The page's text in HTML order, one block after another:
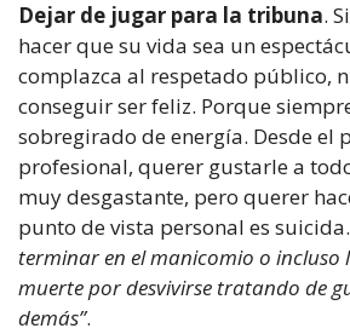
Dejar de jugar para la tribuna.
hacer que su vida sea un
complazca al respetado público,
conseguir ser feliz. Porque
sobregirado de energía. Desde el
profesional, querer gustarle a
muy desgastante, pero querer
punto de vista personal es suicida.
terminar en el manicomio o incluso
muerte por desvivirse tratando de
demás”.